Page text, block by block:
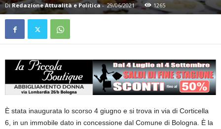
Di Redazione Attualità e Politica- 29/06/2021 1265
È stata inaugurata lo scorso 4 giugno e si trova in via di Corticella
6, in un immobile dato in concessione dal Comune di Bologna. È la